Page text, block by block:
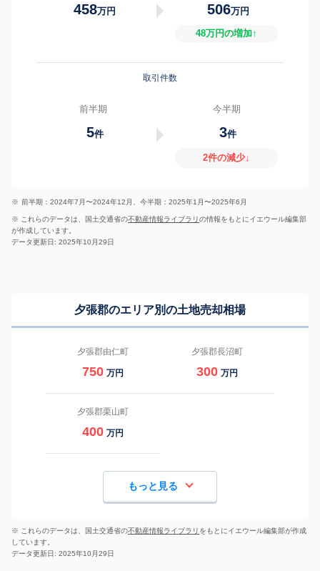
458万円 506万円
48万円の増加↑
取引件数
前半期
5件
今半期
3件
2件の減少↓
※ 前半期：2024年7月〜2024年12月、今半期：2025年1月〜2025年6月
※ これらのデータは、国土交通省の不動産情報ライブラリの情報をもとにイエウール編集部
が作成しています。
データ更新日: 2025年10月29日
夕張郡のエリア別の土地売却相場
夕張郡由仁町
750 万円
夕張郡長沼町
300 万円
夕張郡栗山町
400 万円
もっと見る
※ これらのデータは、国土交通省の不動産情報ライブラリ をもとにイエウール編集部が作成
しています。
データ更新日: 2025年10月29日